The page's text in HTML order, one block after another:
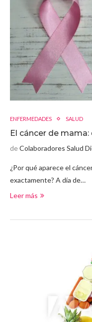
ENFERMEDADES SALUD
El cáncer de
deColaboradores Salud
¿Por qué aparece el
exactamente? A día de…
Leer más